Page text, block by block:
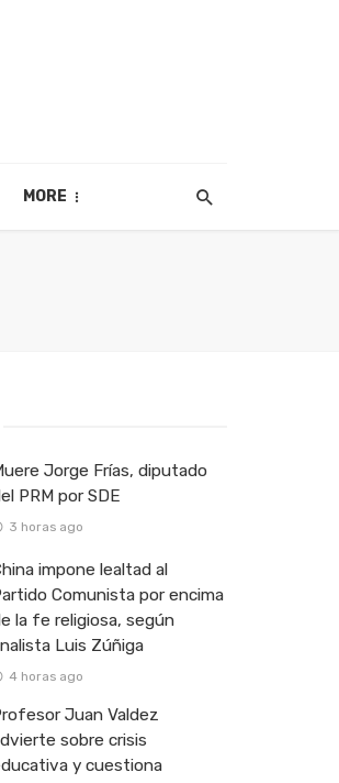
MORE
Jorge Frías, diputado
PRM por SDE
3 horas ago
impone lealtad al
Comunista por encima
la fe religiosa, según
Luis Zúñiga
4 horas ago
Juan Valdez
sobre crisis
y cuestiona